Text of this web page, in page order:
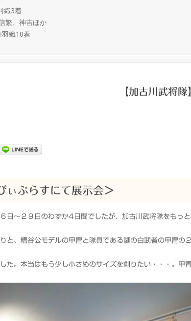
織3着
繁、神吉ほか
織10着
【加古川武将
ぃぷらすにて展示会＞
日～２９日のわずか4日間でしたが、加古川武将隊をもっ
と、糟谷公モデルの甲冑と隊員である謎の白武者の甲冑
た。本当はもう少し小さめのサイズを創りたい・・・。甲